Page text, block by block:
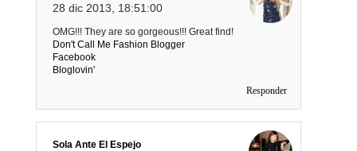
28 dic 2013, 18:51:00
OMG!!! They are so gorgeous!!! Great find!
Don't Call Me Fashion Blogger
Facebook
Bloglovin'
Responder
Sola Ante El Espejo